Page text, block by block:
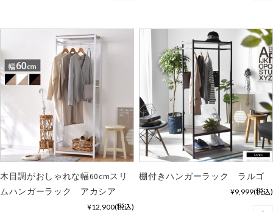
木目調がおしゃれな幅60cmスリ
ムハンガーラック アカシア
¥12,900(税込)
棚付きハンガーラック ラルゴ
¥9,999(税込)